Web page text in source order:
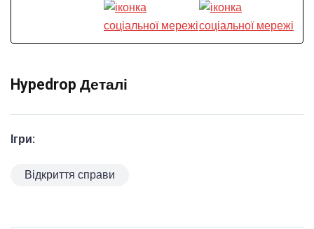
Hypedrop Деталі
Ігри:
Відкриття справи